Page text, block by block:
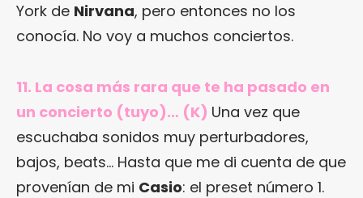
York de Nirvana, pero entonces no los
conocía. No voy a muchos conciertos.
11. La cosa más rara que te ha pasado en
un concierto (tuyo)… (K) Una vez que
escuchaba sonidos muy perturbadores,
bajos, beats… Hasta que me di cuenta de que
provenían de mi Casio: el preset número 1.